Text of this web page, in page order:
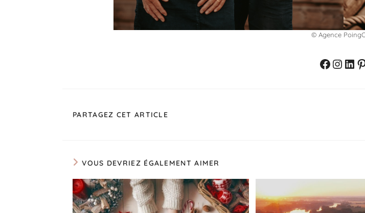
© Agence
PARTAGEZ CET ARTICLE
VOUS DEVRIEZ ÉGALEMENT AIMER